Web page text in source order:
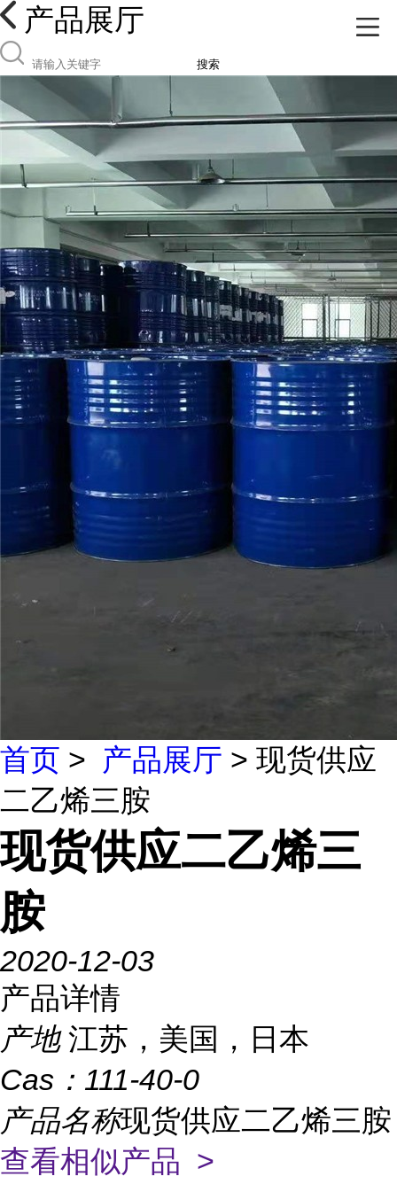
产品展厅
搜索
首页 > 产品展厅 > 现货供应
二乙烯三胺
现货供应二乙烯三
胺
2020-12-03
产品详情
产地 江苏，美国，日本
Cas： 111-40-0
产品名称现货供应二乙烯三胺
查看相似产品 >